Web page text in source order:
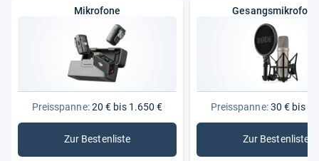
Mikrofone
Preisspanne:20 € bis 1.650 €
Zur Bestenliste
: Mikrofone
Gesangsmikrofone
Preisspanne:30 € bis
Zur Bestenliste
: